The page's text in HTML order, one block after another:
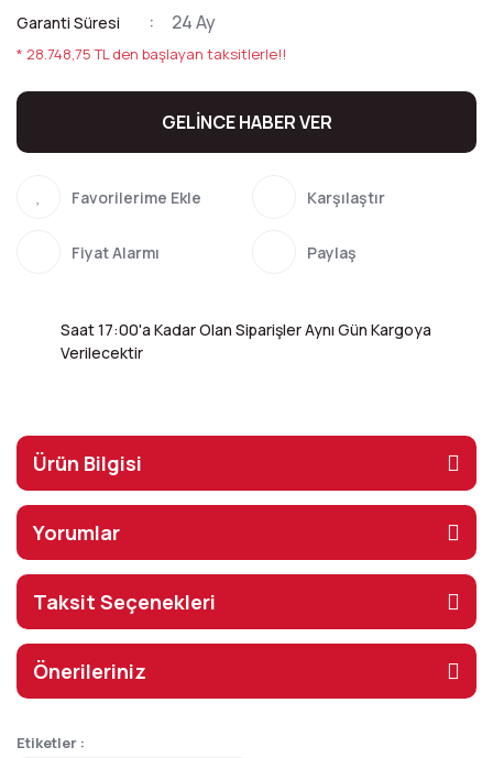
Garanti Süresi 24 Ay
* 28.748,75 TL den başlayan taksitlerle!!
GELİNCE HABER VER
Karşılaştır
Fiyat Alarmı Paylaş
Saat 17:00'a Kadar Olan Siparişler Aynı Gün Kargoya
Verilecektir
Ürün Bilgisi
Yorumlar
Taksit Seçenekleri
Önerileriniz
Etiketler :